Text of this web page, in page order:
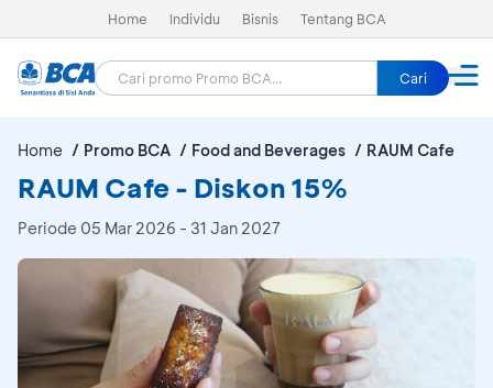
Home Individu Bisnis Tentang BCA
Cari
Home Promo BCA Food and Beverages RAUM Cafe
RAUM Cafe - Diskon 15%
Periode 05 Mar 2026 - 31 Jan 2027